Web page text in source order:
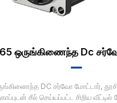
ஒருங்கிணைந்த Dc
▂▂
DC சர்வோ மோட்டார்,
சீல் செய்யப்பட்ட சிறிய